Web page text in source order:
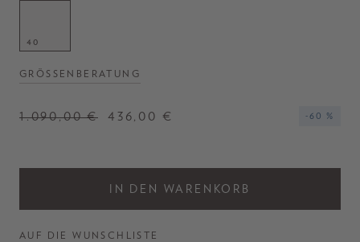
40
GRÖSSENBERATUNG
1.090,00 € 436,00 € -60 %
IN DEN WARENKORB
AUF DIE WUNSCHLISTE